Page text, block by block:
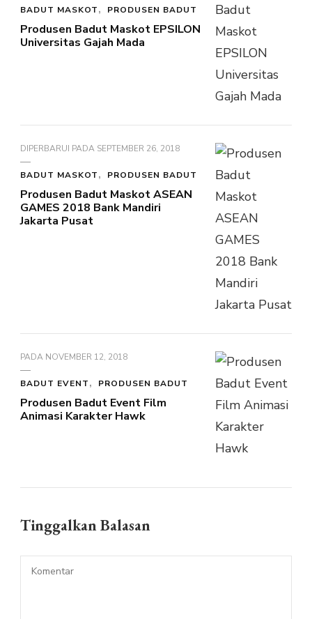
BADUT MASKOT PRODUSEN BADUT
Produsen Badut Maskot EPSILON
Universitas Gajah Mada
DIPERBARUI PADA SEPTEMBER 26, 2018
BADUT MASKOT PRODUSEN BADUT
Produsen Badut Maskot ASEAN
GAMES 2018 Bank Mandiri
Jakarta Pusat
PADA NOVEMBER 12, 2018
BADUT EVENT PRODUSEN BADUT
Produsen Badut Event Film
Animasi Karakter Hawk
Tinggalkan Balasan